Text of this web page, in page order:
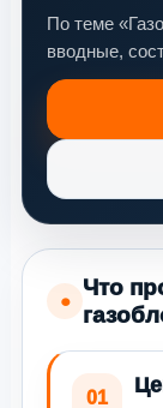
По теме
вводные,
●
Что
01